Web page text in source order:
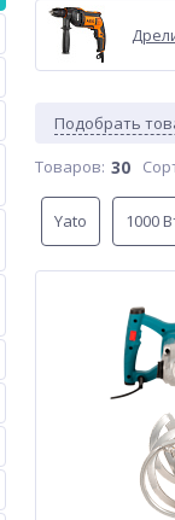
Подобрать
Товаров: 30
Yato 1000